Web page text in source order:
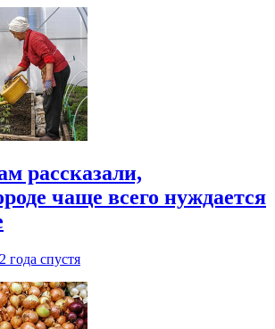
рассказали,
чаще всего нуждается
2 года спустя